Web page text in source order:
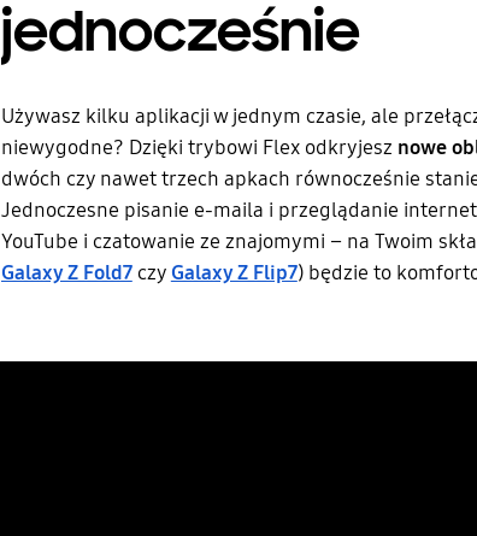
jednocześnie
Używasz kilku aplikacji w jednym czasie, ale
niewygodne? Dzięki trybowi Flex odkryjesz nowe
dwóch czy nawet trzech apkach równocześnie
Jednoczesne pisanie e-maila i przeglądanie
YouTube i czatowanie ze znajomymi – na Twoim
Galaxy Z Fold7czy Galaxy Z Flip7) będzie to